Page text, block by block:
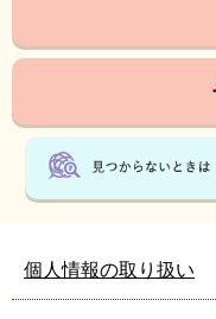
個人情報の取り扱い